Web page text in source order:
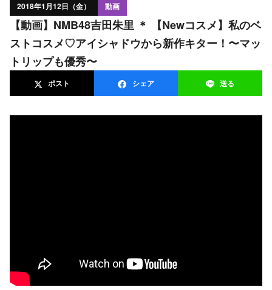
2018年1月12日（金） 動画
【動画】NMB48吉田朱里 ＊ 【Newコスメ】私のベ
ストコスメ♡アイシャドウから新作キター！〜マッ
トリップも優秀〜
ポスト シェア 送る